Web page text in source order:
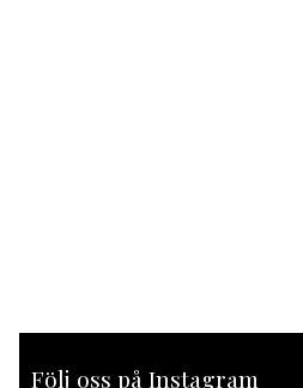
Följ oss på Instagram